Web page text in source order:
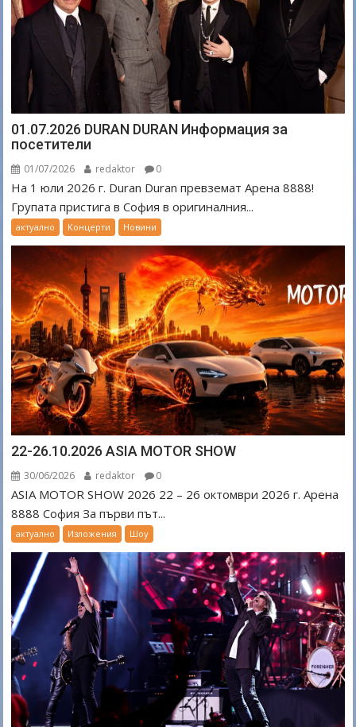
01.07.2026 DURAN DURAN Информация за
посетители
01/07/2026 redaktor 0
На 1 юли 2026 г. Duran Duran превземат Арена 8888!
Групата пристига в София в оригиналния...
актуално Концерти Новини
22-26.10.2026 ASIA MOTOR SHOW
30/06/2026 redaktor 0
ASIA MOTOR SHOW 2026 22 – 26 октомври 2026 г. Арена
8888 София За първи път...
актуално Изложения Шоу